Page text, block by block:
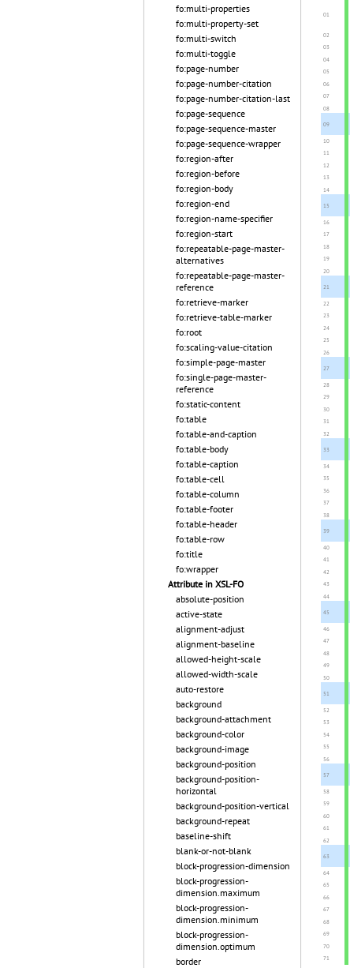
fo:multi-properties
fo:multi-property-set
fo:multi-switch
fo:multi-toggle
fo:page-number
fo:page-number-citation
fo:page-number-citation-last
fo:page-sequence
fo:page-sequence-master
fo:page-sequence-wrapper
fo:region-after
fo:region-before
fo:region-body
fo:region-end
fo:region-name-specifier
fo:region-start
fo:repeatable-page-master-
alternatives
fo:repeatable-page-master-
reference
fo:retrieve-marker
fo:retrieve-table-marker
fo:root
fo:scaling-value-citation
fo:simple-page-master
fo:single-page-master-
reference
fo:static-content
fo:table
fo:table-and-caption
fo:table-body
fo:table-caption
fo:table-cell
fo:table-column
fo:table-footer
fo:table-header
fo:table-row
fo:title
fo:wrapper
Attribute in XSL-FO
absolute-position
active-state
alignment-adjust
alignment-baseline
allowed-height-scale
allowed-width-scale
auto-restore
background
background-attachment
background-color
background-image
background-position
background-position-
horizontal
background-position-vertical
background-repeat
baseline-shift
blank-or-not-blank
block-progression-dimension
block-progression-
dimension.maximum
block-progression-
dimension.minimum
block-progression-
dimension.optimum
border